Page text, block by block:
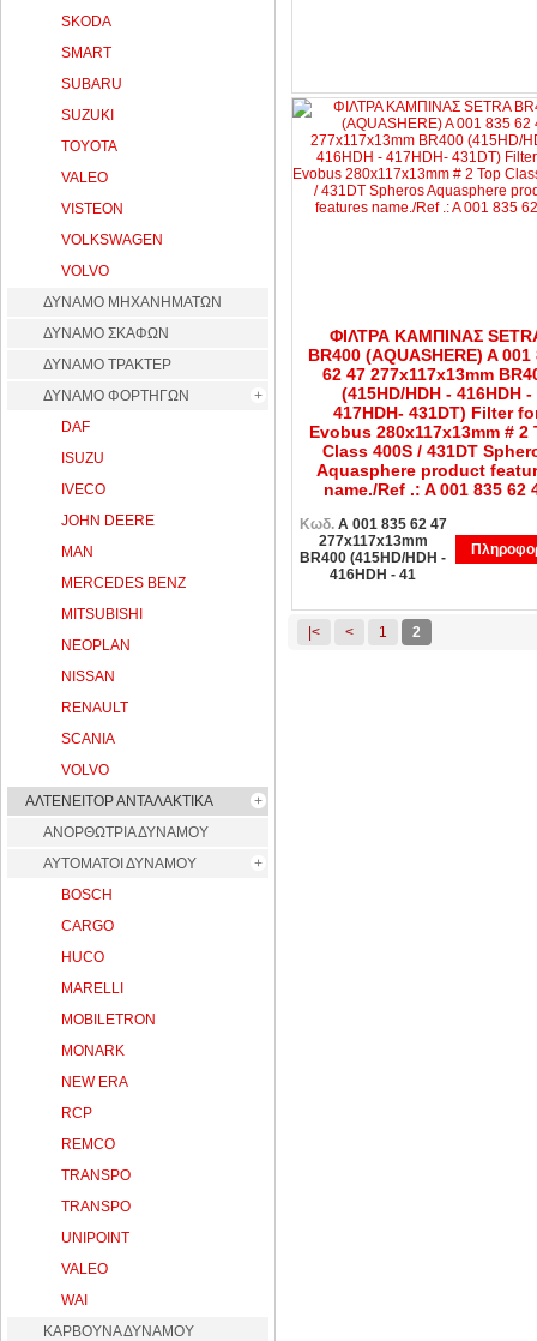
ΦΙΛΤΡΑ ΚΑΜΠΙΝΑΣ
BR400 (AQUASHERE) A 001
62 47 277x117x13mm
(415HD/HDH - 416HDH -
417HDH- 431DT) Filter
Evobus 280x117x13mm # 2
Class 400S / 431DT
Aquasphere product
name./Ref .: A 001 835 62
Κωδ. A 001 835 62 47
277x117x13mm
BR400 (415HD/HDH -
416HDH - 41
|< < 1 2
SKODA
SMART
SUBARU
SUZUKI
TOYOTA
VALEO
VISTEON
VOLKSWAGEN
VOLVO
ΔΥΝΑΜΟ ΜΗΧΑΝΗΜΑΤΩΝ
ΔΥΝΑΜΟ ΣΚΑΦΩΝ
ΔΥΝΑΜΟ ΤΡΑΚΤΕΡ
ΔΥΝΑΜΟ ΦΟΡΤΗΓΩΝ
DAF
ISUZU
IVECO
JOHN DEERE
MAN
MERCEDES BENZ
MITSUBISHI
NEOPLAN
NISSAN
RENAULT
SCANIA
VOLVO
ΑΛΤΕΝΕΙΤΟΡ ΑΝΤΑΛΑΚΤΙΚΑ
ΑΝΟΡΘΩΤΡΙΑ ΔΥΝΑΜΟΥ
ΑΥΤΟΜΑΤΟΙ ΔΥΝΑΜΟΥ
BOSCH
CARGO
HUCO
MARELLI
MOBILETRON
MONARK
NEW ERA
RCP
REMCO
TRANSPO
TRANSPO
UNIPOINT
VALEO
WAI
ΚΑΡΒΟΥΝΑ ΔΥΝΑΜΟΥ